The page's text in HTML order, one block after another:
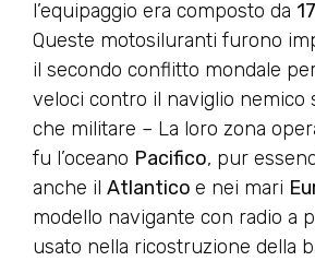
l’equipaggio era composto da
Queste motosiluranti furono
il secondo conflitto mondale
veloci contro il naviglio nemico
che militare – La loro zona
fu l’oceano Pacifico, pur
anche il Atlantico e nei mari
modello navigante con radio a
usato nella ricostruzione della